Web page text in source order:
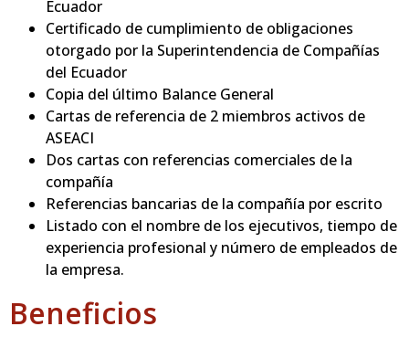
Ecuador
Certificado de cumplimiento de obligaciones
otorgado por la Superintendencia de Compañías
del Ecuador
Copia del último Balance General
Cartas de referencia de 2 miembros activos de
ASEACI
Dos cartas con referencias comerciales de la
compañía
Referencias bancarias de la compañía por escrito
Listado con el nombre de los ejecutivos, tiempo de
experiencia profesional y número de empleados de
la empresa.
Beneficios